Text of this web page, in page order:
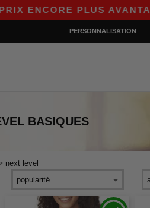
PLUS
PERSONNALISATION
BASIQUES
next level